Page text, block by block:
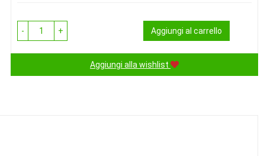
- + Aggiungi al carrello
Aggiungi alla wishlist